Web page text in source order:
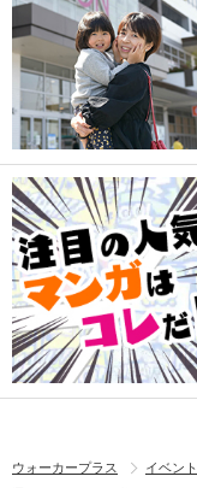
ウォーカープラス イベント